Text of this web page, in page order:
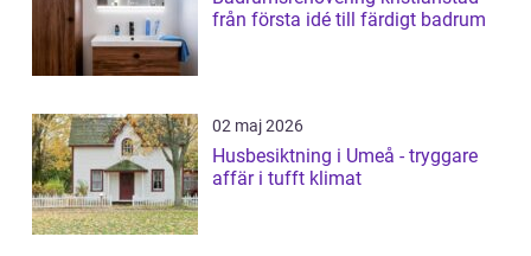
från första idé till färdigt badrum
02 maj 2026
Husbesiktning i Umeå - tryggare
affär i tufft klimat